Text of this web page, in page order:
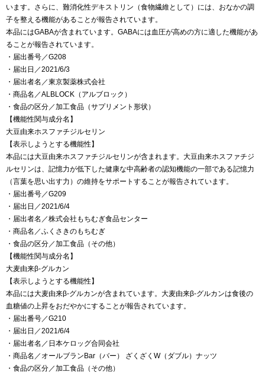
います。さらに、難消化性デキストリン（食物繊維として）には、おなかの調
子を整える機能があることが報告されています。
本品にはGABAが含まれています。GABAには血圧が高めの方に適した機能があ
ることが報告されています。
・届出番号／G208
・届出日／2021/6/3
・届出者名／東京製薬株式会社
・商品名／ALBLOCK（アルブロック）
・食品の区分／加工食品（サプリメント形状）
【機能性関与成分名】
大豆由来ホスファチジルセリン
【表示しようとする機能性】
本品には大豆由来ホスファチジルセリンが含まれます。大豆由来ホスファチジ
ルセリンは、記憶力が低下した健康な中高齢者の認知機能の一部である記憶力
（言葉を思い出す力）の維持をサポートすることが報告されています。
・届出番号／G209
・届出日／2021/6/4
・届出者名／株式会社もちむぎ食品センター
・商品名／ふくさきのもちむぎ
・食品の区分／加工食品（その他）
【機能性関与成分名】
大麦由来β-グルカン
【表示しようとする機能性】
本品には大麦由来β-グルカンが含まれています。大麦由来β-グルカンは食後の
血糖値の上昇をおだやかにすることが報告されています。
・届出番号／G210
・届出日／2021/6/4
・届出者名／日本ケロッグ合同会社
・商品名／オールブランBar（バー） ざくざくW（ダブル）ナッツ
・食品の区分／加工食品（その他）